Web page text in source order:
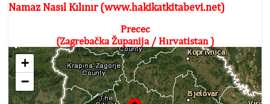
Namaz Nasıl Kılınır (www.hakikatkitabevi.net)
Precec
(Zagrebačka Županija / Hırvatistan )
+
−